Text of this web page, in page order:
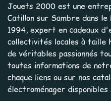
Jouets 2000 est une
Catillon sur Sambre dans
1994, expert en cadeaux
collectivités locales à taille
de véritables passionnés
toutes informations de
chaque liens ou sur nos
électroménager disponibles